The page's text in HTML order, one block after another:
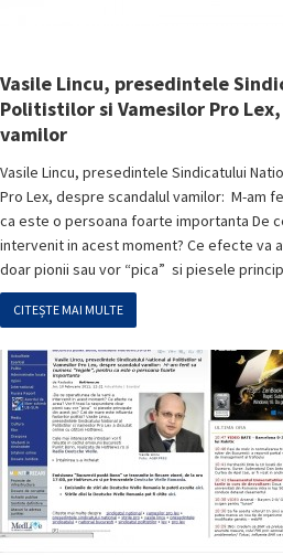
Vasile Lincu, presedintele
Politistilor si Vamesilor Pro
vamilor
Vasile Lincu, presedintele Sindicatului
Pro Lex, despre scandalul vamilor: M-am
ca este o persoana foarte importanta De
intervenit in acest moment? Ce efecte va
doar pionii sau vor “pica” si piesele
CITEȘTE MAI MULTE